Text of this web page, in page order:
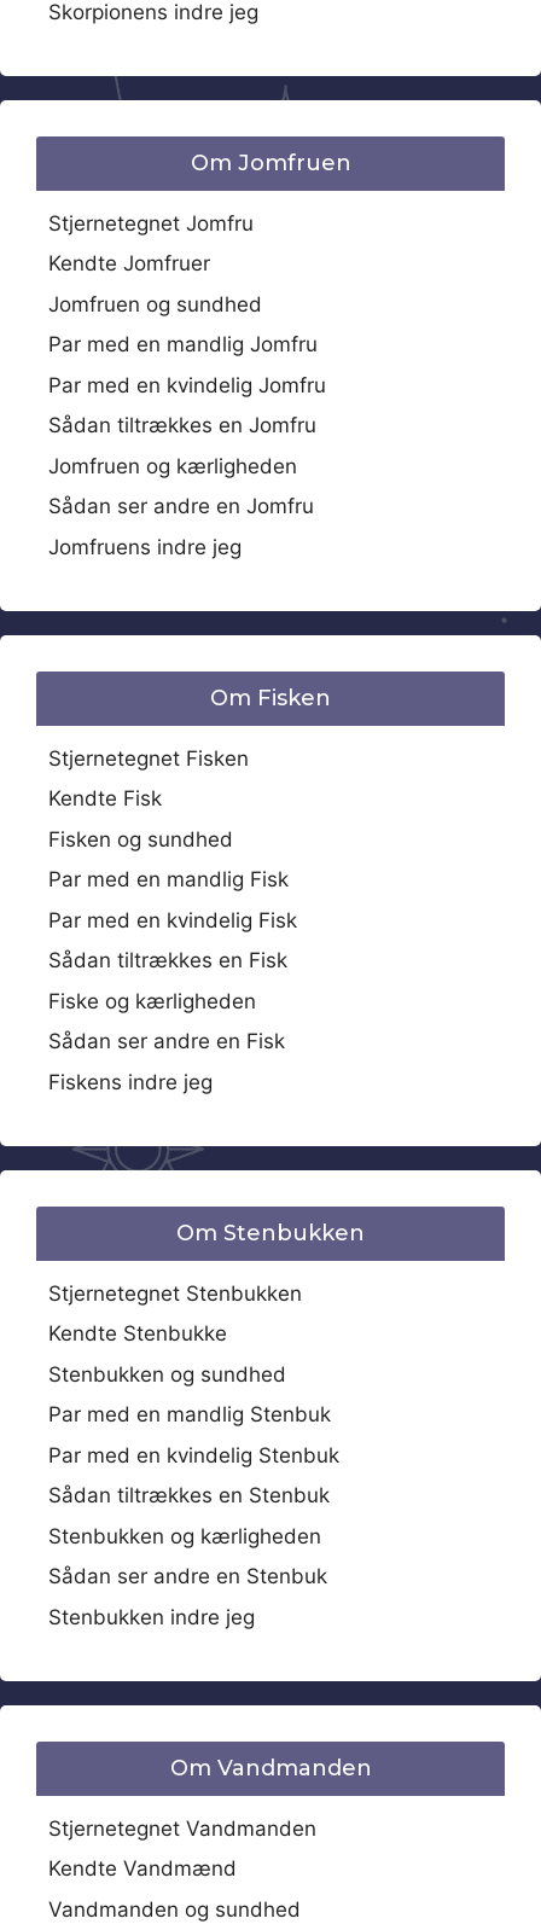
Skorpionens indre jeg
Om Jomfruen
Stjernetegnet Jomfru
Kendte Jomfruer
Jomfruen og sundhed
Par med en mandlig Jomfru
Par med en kvindelig Jomfru
Sådan tiltrækkes en Jomfru
Jomfruen og kærligheden
Sådan ser andre en Jomfru
Jomfruens indre jeg
Om Fisken
Stjernetegnet Fisken
Kendte Fisk
Fisken og sundhed
Par med en mandlig Fisk
Par med en kvindelig Fisk
Sådan tiltrækkes en Fisk
Fiske og kærligheden
Sådan ser andre en Fisk
Fiskens indre jeg
Om Stenbukken
Stjernetegnet Stenbukken
Kendte Stenbukke
Stenbukken og sundhed
Par med en mandlig Stenbuk
Par med en kvindelig Stenbuk
Sådan tiltrækkes en Stenbuk
Stenbukken og kærligheden
Sådan ser andre en Stenbuk
Stenbukken indre jeg
Om Vandmanden
Stjernetegnet Vandmanden
Kendte Vandmænd
Vandmanden og sundhed